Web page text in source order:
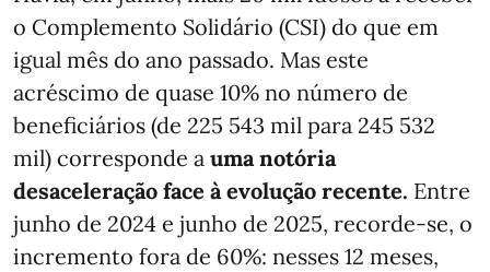
o Complemento Solidário (CSI) do que em
igual mês do ano passado. Mas este
acréscimo de quase 10% no número de
beneficiários (de 225 543 mil para 245 532
mil) corresponde a uma notória
desaceleração face à evolução recente. Entre
junho de 2024 e junho de 2025, recorde-se, o
incremento fora de 60%: nesses 12 meses,